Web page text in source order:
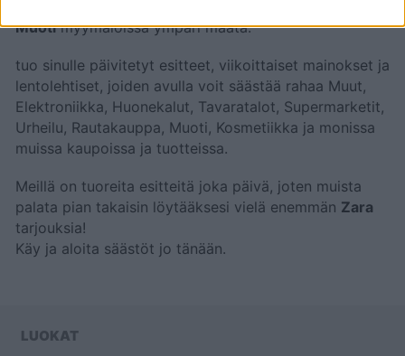
Muotimyymälöissä ympäri maata.
tuo sinulle päivitetyt esitteet, viikoittaiset mainokset ja
lentolehtiset, joiden avulla voit säästää rahaa Muut,
Elektroniikka, Huonekalut, Tavaratalot, Supermarketit,
Urheilu, Rautakauppa, Muoti, Kosmetiikka ja monissa
muissa kaupoissa ja tuotteissa.
Meillä on tuoreita esitteitä joka päivä, joten muista
palata pian takaisin löytääksesi vielä enemmän Zara
tarjouksia!
Käy ja aloita säästöt jo tänään.
LUOKAT